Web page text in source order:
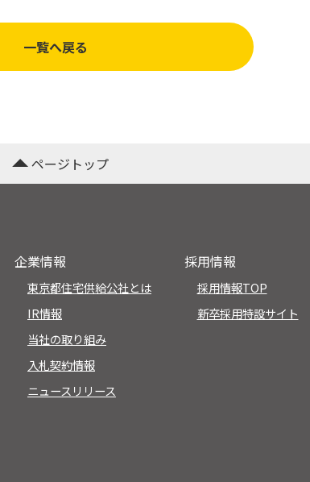
一覧へ戻る
ページトップ
企業情報
東京都住宅供給公社とは
IR情報
当社の取り組み
入札契約情報
ニュースリリース
採用情報
採用情報TOP
新卒採用特設サイト